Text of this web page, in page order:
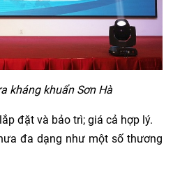
kháng khuẩn Sơn Hà
đặt và bảo trì; giá cả hợp lý.
đa dạng như một số thương